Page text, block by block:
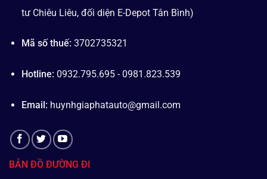
tư Chiêu Liêu, đối diện E-Depot Tân Bình)
Mã số thuế: 3702735321
Hotline: 0932.795.695 - 0981.823.539
Email: huynhgiaphatauto@gmail.com
BẢN ĐỒ ĐƯỜNG ĐI